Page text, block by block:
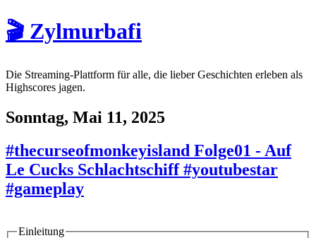
🎬 Zylmurbafi
Die Streaming-Plattform für alle, die lieber Geschichten erleben als
Highscores jagen.
Sonntag, Mai 11, 2025
#thecurseofmonkeyisland Folge01 - Auf
Le Cucks Schlachtschiff #youtubestar
#gameplay
Einleitung